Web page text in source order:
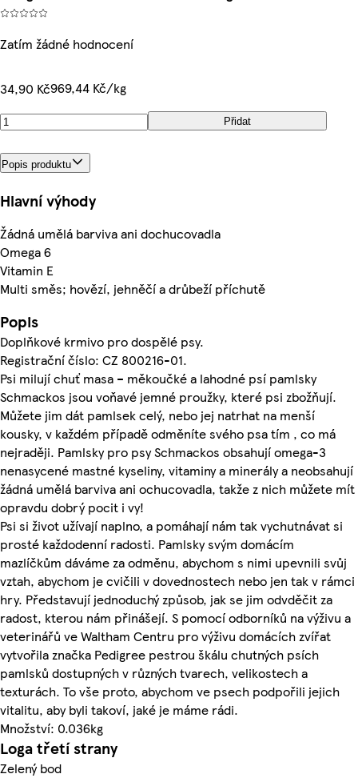
Zatím žádné hodnocení
34,90 Kč969,44 Kč/kg
Přidat
Popis produktu
Hlavní výhody
Žádná umělá barviva ani dochucovadla
Omega 6
Vitamin E
Multi směs; hovězí, jehněčí a drůbeží příchutě
Popis
Doplňkové krmivo pro dospělé psy.
Registrační číslo: CZ 800216-01.
Psi milují chuť masa – měkoučké a lahodné psí pamlsky
Schmackos jsou voňavé jemné proužky, které psi zbožňují.
Můžete jim dát pamlsek celý, nebo jej natrhat na menší
kousky, v každém případě odměníte svého psa tím , co má
nejraději. Pamlsky pro psy Schmackos obsahují omega-3
nenasycené mastné kyseliny, vitaminy a minerály a neobsahují
žádná umělá barviva ani ochucovadla, takže z nich můžete mít
opravdu dobrý pocit i vy!
Psi si život užívají naplno, a pomáhají nám tak vychutnávat si
prosté každodenní radosti. Pamlsky svým domácím
mazlíčkům dáváme za odměnu, abychom s nimi upevnili svůj
vztah, abychom je cvičili v dovednostech nebo jen tak v rámci
hry. Představují jednoduchý způsob, jak se jim odvděčit za
radost, kterou nám přinášejí. S pomocí odborníků na výživu a
veterinářů ve Waltham Centru pro výživu domácích zvířat
vytvořila značka Pedigree pestrou škálu chutných psích
pamlsků dostupných v různých tvarech, velikostech a
texturách. To vše proto, abychom ve psech podpořili jejich
vitalitu, aby byli takoví, jaké je máme rádi.
Množství: 0.036kg
Loga třetí strany
Zelený bod